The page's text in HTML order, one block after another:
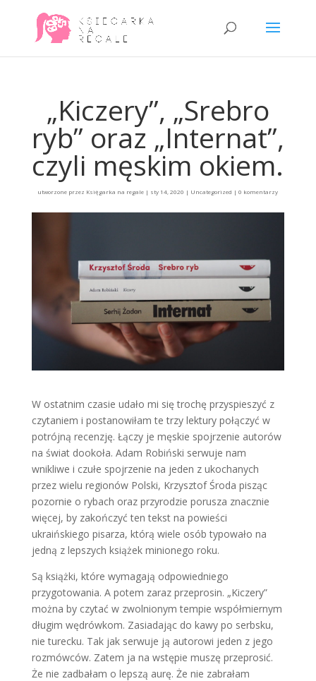
„Kiczery”, „Srebro
ryb” oraz „Internat”,
czyli męskim okiem.
utworzone przez Księgarka na regale | sty 14, 2020 | Uncategorized |0 komentarzy
W ostatnim czasie udało mi się trochę przyspieszyć z
czytaniem i postanowiłam te trzy lektury połączyć w
potrójną recenzję. Łączy je męskie spojrzenie autorów
na świat dookoła. Adam Robiński serwuje nam
wnikliwe i czułe spojrzenie na jeden z ukochanych
przez wielu regionów Polski, Krzysztof Środa pisząc
pozornie o rybach oraz przyrodzie porusza znacznie
więcej, by zakończyć ten tekst na powieści
ukraińskiego pisarza, którą wiele osób typowało na
jedną z lepszych książek minionego roku.
Są książki, które wymagają odpowiedniego
przygotowania. A potem zaraz przeprosin. „Kiczery”
można by czytać w zwolnionym tempie współmiernym
długim wędrówkom. Zasiadając do kawy po serbsku,
nie turecku. Tak jak serwuje ją autorowi jeden z jego
rozmówców. Zatem ja na wstępie muszę przeprosić.
Że nie zadbałam o lepszą aurę. Że nie zabrałam